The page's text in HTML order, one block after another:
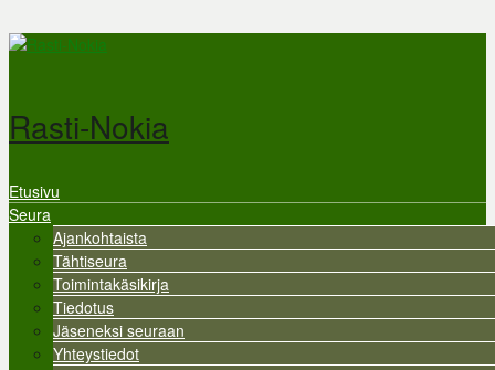
Hyppää pääsisältöön
Rasti-Nokia
Valikko
Etusivu
Seura
Ajankohtaista
Tähtiseura
Toimintakäsikirja
Tiedotus
Jäseneksi seuraan
Yhteystiedot